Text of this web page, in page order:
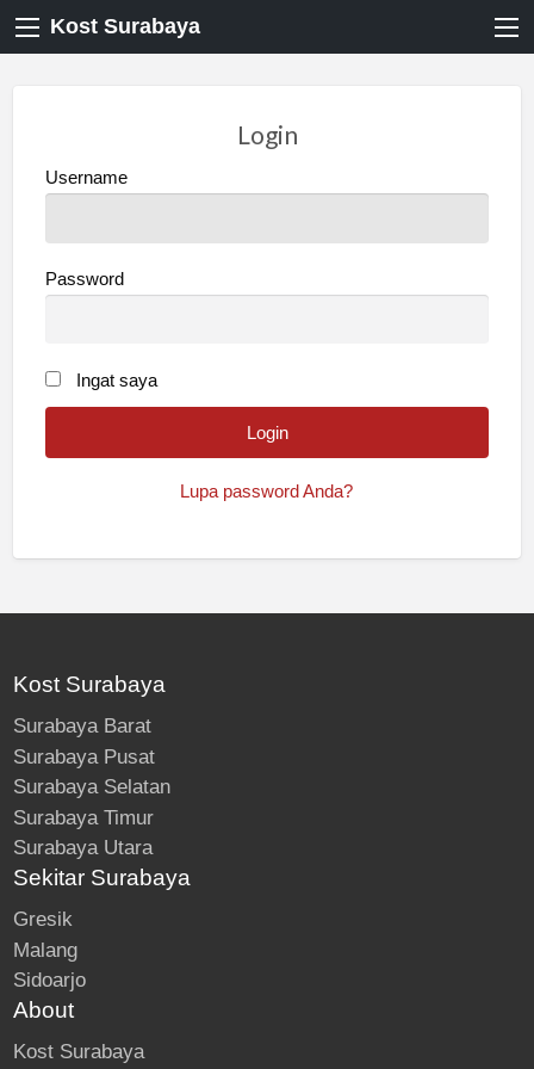
Kost Surabaya
Login
Username
Password
Ingat saya
Lupa password Anda?
Kost Surabaya
Surabaya Barat
Surabaya Pusat
Surabaya Selatan
Surabaya Timur
Surabaya Utara
Sekitar Surabaya
Gresik
Malang
Sidoarjo
About
Kost Surabaya